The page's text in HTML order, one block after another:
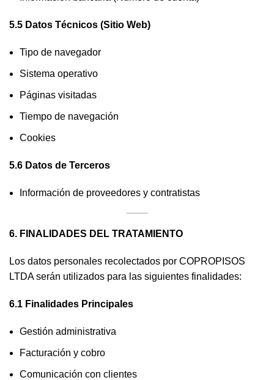
5.5 Datos Técnicos (Sitio Web)
Tipo de navegador
Sistema operativo
Páginas visitadas
Tiempo de navegación
Cookies
5.6 Datos de Terceros
Información de proveedores y contratistas
6. FINALIDADES DEL TRATAMIENTO
Los datos personales recolectados por COPROPISOS
LTDA serán utilizados para las siguientes finalidades:
6.1 Finalidades Principales
Gestión administrativa
Facturación y cobro
Comunicación con clientes